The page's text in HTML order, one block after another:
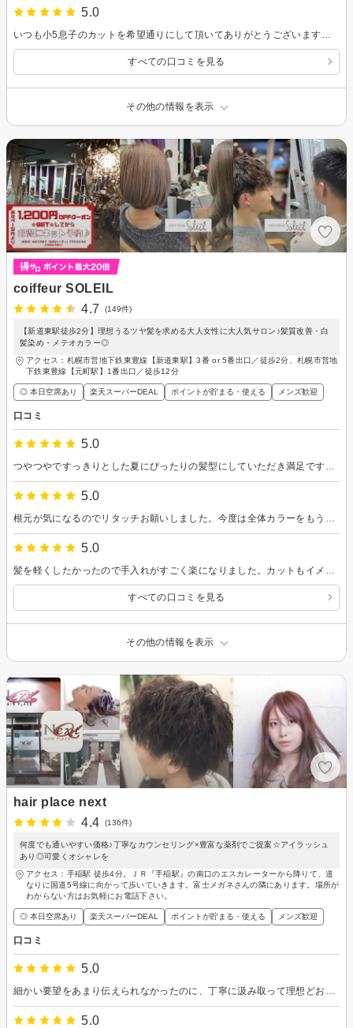
5.0
すべての口コミを見る
その他の情報を表示
coiffeur SOLEIL
4.7
(149件)
【新道東駅徒歩2分】理想うるツヤ髪を求める大人女性に大人気サロン♪髪質改善・白
髪染め・メテオカラー◎
アクセス：札幌市営地下鉄東豊線【新道東駅】3番 or 5番出口／徒歩2分、札幌市営地
下鉄東豊線【元町駅】1番出口／徒歩12分
◎ 本日空席あり 楽天スーパーDEAL ポイントが貯まる・使える メンズ歓迎
口コミ
5.0
5.0
5.0
すべての口コミを見る
その他の情報を表示
hair place next
4.4
(136件)
何度でも通いやすい価格♪丁寧なカウンセリング×豊富な薬剤でご提案☆アイラッシュ
あり◎可愛くオシャレを
アクセス：手稲駅 徒歩4分。ＪＲ『手稲駅』の南口のエスカレーターから降りて、道
なりに国道5号線に向かって歩いていきます。富士メガネさんの隣にあります。場所が
わからない方はお気軽にお電話下さい。
◎ 本日空席あり 楽天スーパーDEAL ポイントが貯まる・使える メンズ歓迎
口コミ
5.0
5.0